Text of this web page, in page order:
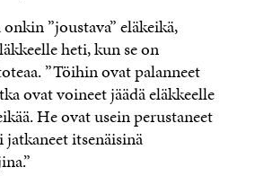
”joustava” eläkeikä,
heti, kun se on
”Töihin ovat palanneet
ovat voineet jäädä eläkkeelle
He ovat usein perustaneet
itsenäisinä